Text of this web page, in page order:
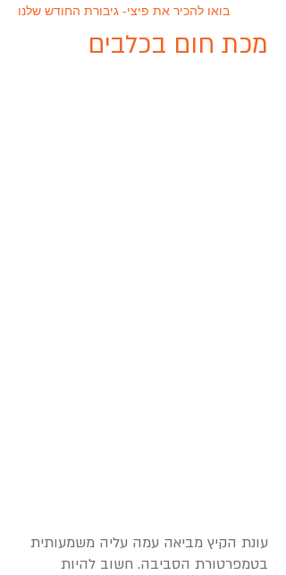
בואו להכיר את פיצי- גיבורת החודש שלנו
מכת חום בכלבים
עונת הקיץ מביאה עמה עליה משמעותית
בטמפרטורת הסביבה. חשוב להיות